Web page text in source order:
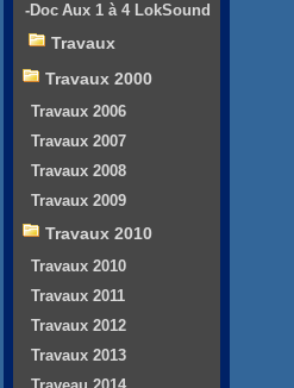
-Doc Aux 1 à 4 LokSound
Travaux
Travaux 2000
Travaux 2006
Travaux 2007
Travaux 2008
Travaux 2009
Travaux 2010
Travaux 2010
Travaux 2011
Travaux 2012
Travaux 2013